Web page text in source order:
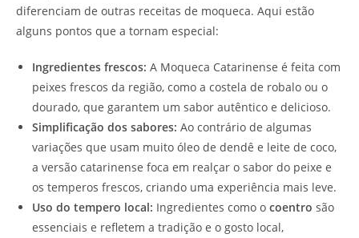
diferenciam de outras receitas de moqueca. Aqui estão
alguns pontos que a tornam especial:
Ingredientes frescos: A Moqueca Catarinense é feita com
peixes frescos da região, como a costela de robalo ou o
dourado, que garantem um sabor autêntico e delicioso.
Simplificação dos sabores: Ao contrário de algumas
variações que usam muito óleo de dendê e leite de coco,
a versão catarinense foca em realçar o sabor do peixe e
os temperos frescos, criando uma experiência mais leve.
Uso do tempero local: Ingredientes como o coentro são
essenciais e refletem a tradição e o gosto local,